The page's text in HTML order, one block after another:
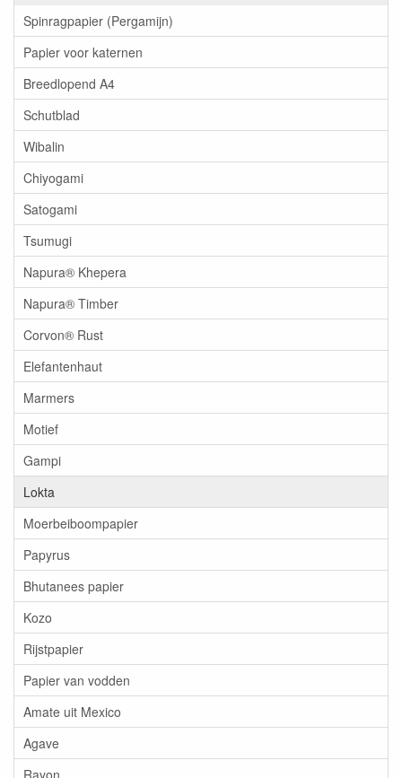
Spinragpapier (Pergamijn)
Papier voor katernen
Breedlopend A4
Schutblad
Wibalin
Chiyogami
Satogami
Tsumugi
Napura® Khepera
Napura® Timber
Corvon® Rust
Elefantenhaut
Marmers
Motief
Gampi
Lokta
Moerbeiboompapier
Papyrus
Bhutanees papier
Kozo
Rijstpapier
Papier van vodden
Amate uit Mexico
Agave